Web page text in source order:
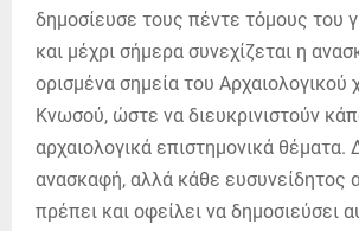
δημοσίευσε τους πέντε τόμους του
και μέχρι σήμερα συνεχίζεται η
ορισμένα σημεία του Αρχαιολογικού
Κνωσού, ώστε να διευκρινιστούν
αρχαιολογικά επιστημονικά θέματα.
ανασκαφή, αλλά κάθε ευσυνείδητος
πρέπει και οφείλει να δημοσιεύσει